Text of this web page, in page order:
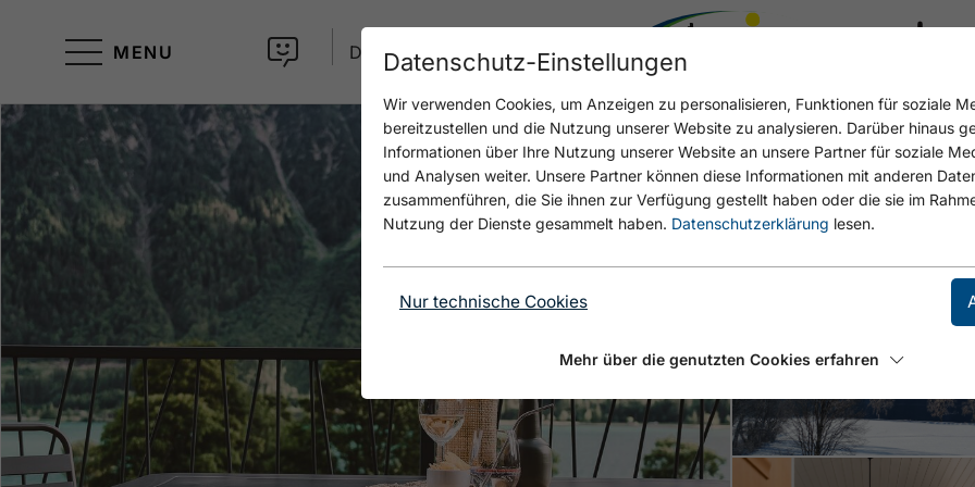
MENU DE
Open Terrasse mit
Open
Open
Datenschutz-Einstellungen
Wir verwenden Cookies, um Anzeigen zu personalisieren, Funktionen für soziale
bereitzustellen und die Nutzung unserer Website zu analysieren. Darüber hinaus
Informationen über Ihre Nutzung unserer Website an unsere Partner für soziale
und Analysen weiter. Unsere Partner können diese Informationen mit anderen
zusammenführen, die Sie ihnen zur Verfügung gestellt haben oder die sie im
Nutzung der Dienste gesammelt haben. Datenschutzerklärung lesen.
Nur technische Cookies
Mehr über die genutzten Cookies erfahren